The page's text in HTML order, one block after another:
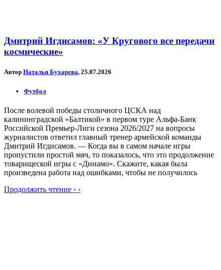
Дмитрий Игдисамов: «У Кругового все передачи
космические»
Автор Наталья Бухарева, 25.07.2026
Футбол
После волевой победы столичного ЦСКА над
калининградской «Балтикой» в первом туре Альфа-Банк
Российской Премьер-Лиги сезона 2026/2027 на вопросы
журналистов ответил главный тренер армейской команды
Дмитрий Игдисамов. — Когда вы в самом начале игры
пропустили простой мяч, то показалось, что это продолжение
товарищеской игры с «Динамо». Скажите, какая была
произведена работа над ошибками, чтобы не получилось
Продолжить чтение › ›